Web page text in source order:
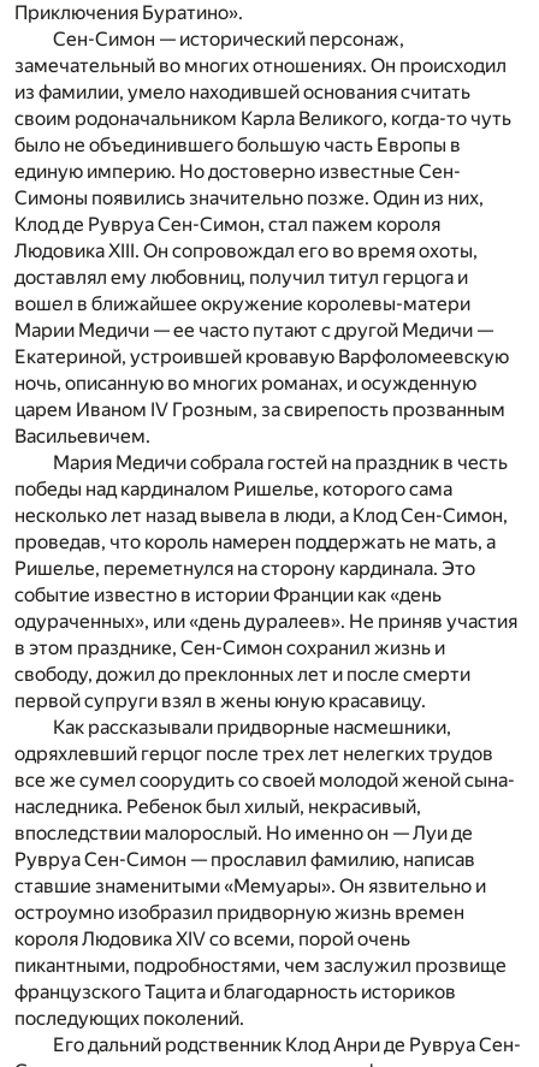
Приключения Буратино».
Сен-Симон — исторический персонаж,
замечательный во многих отношениях. Он происходил
из фамилии, умело находившей основания считать
своим родоначальником Карла Великого, когда-то чуть
было не объединившего большую часть Европы в
единую империю. Но достоверно известные Сен-
Симоны появились значительно позже. Один из них,
Клод де Рувруа Сен-Симон, стал пажем короля
Людовика XIII. Он сопровождал его во время охоты,
доставлял ему любовниц, получил титул герцога и
вошел в ближайшее окружение королевы-матери
Марии Медичи — ее часто путают с другой Медичи —
Екатериной, устроившей кровавую Варфоломеевскую
ночь, описанную во многих романах, и осужденную
царем Иваном IV Грозным, за свирепость прозванным
Васильевичем.
Мария Медичи собрала гостей на праздник в честь
победы над кардиналом Ришелье, которого сама
несколько лет назад вывела в люди, а Клод Сен-Симон,
проведав, что король намерен поддержать не мать, а
Ришелье, переметнулся на сторону кардинала. Это
событие известно в истории Франции как «день
одураченных», или «день дуралеев». Не приняв участия
в этом празднике, Сен-Симон сохранил жизнь и
свободу, дожил до преклонных лет и после смерти
первой супруги взял в жены юную красавицу.
Как рассказывали придворные насмешники,
одряхлевший герцог после трех лет нелегких трудов
все же сумел соорудить со своей молодой женой сына-
наследника. Ребенок был хилый, некрасивый,
впоследствии малорослый. Но именно он — Луи де
Рувруа Сен-Симон — прославил фамилию, написав
ставшие знаменитыми «Мемуары». Он язвительно и
остроумно изобразил придворную жизнь времен
короля Людовика XIV со всеми, порой очень
пикантными, подробностями, чем заслужил прозвище
французского Тацита и благодарность историков
последующих поколений.
Его дальний родственник Клод Анри де Рувруа Сен-